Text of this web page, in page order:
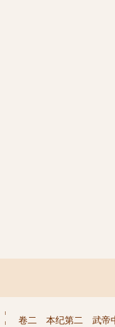
卷二 本纪第二 武帝